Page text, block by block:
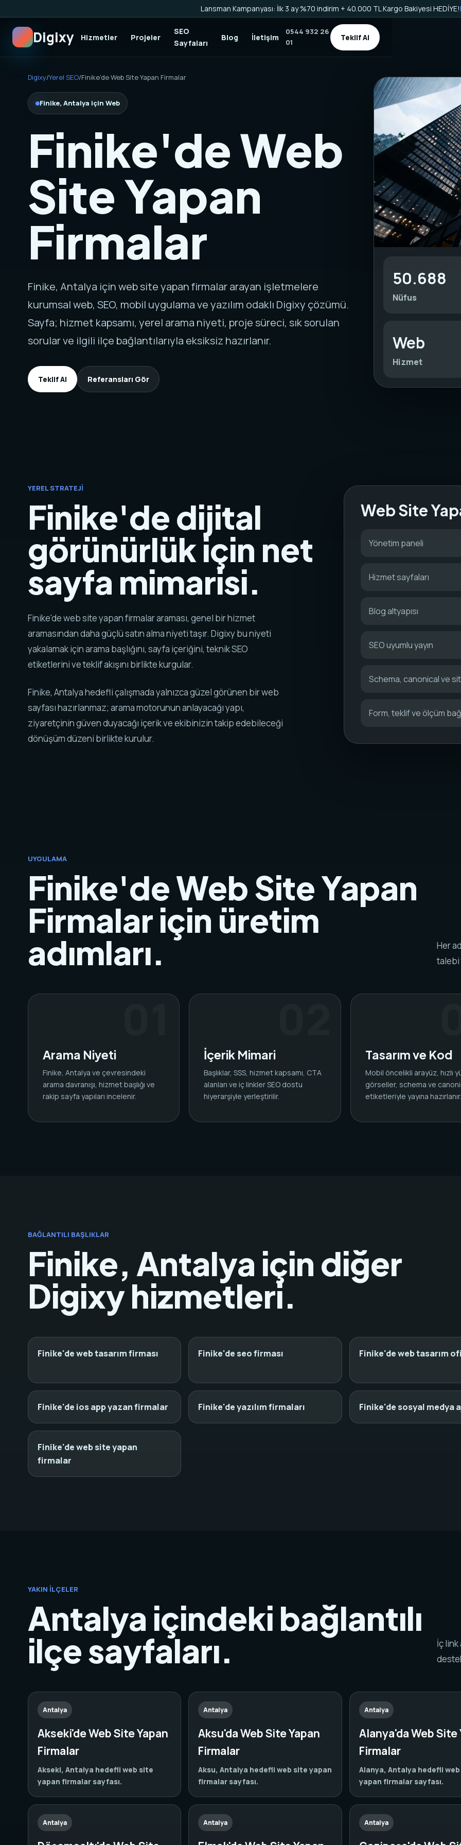
Lansman Kampanyası: İlk 3 ay %70 indirim + 40.000 TL Kargo Bakiyesi HEDİYE!
Digixy Hizmetler Projeler
SEO
Sayfaları
Blog İletişim
0544 932 26
01
Teklif Al
Digixy/Yerel SEO/Finike'de Web Site Yapan Firmalar
Finike, Antalya için Web
Finike'de Web
Site Yapan
Firmalar
Finike, Antalya için web site yapan firmalar arayan işletmelere
kurumsal web, SEO, mobil uygulama ve yazılım odaklı Digixy çözümü.
Sayfa; hizmet kapsamı, yerel arama niyeti, proje süreci, sık sorulan
sorular ve ilgili ilçe bağlantılarıyla eksiksiz hazırlanır.
Teklif Al Referansları Gör
50.688
Nüfus
Web
Hizmet
YEREL STRATEJI
Finike'de dijital
görünürlük için net
sayfa mimarisi.
Finike'de web site yapan firmalar araması, genel bir hizmet
aramasından daha güçlü satın alma niyeti taşır. Digixy bu niyeti
yakalamak için arama başlığını, sayfa içeriğini, teknik SEO
etiketlerini ve teklif akışını birlikte kurgular.
Finike, Antalya hedefli çalışmada yalnızca güzel görünen bir web
sayfası hazırlanmaz; arama motorunun anlayacağı yapı,
ziyaretçinin güven duyacağı içerik ve ekibinizin takip edebileceği
dönüşüm düzeni birlikte kurulur.
Web Site
Yönetim paneli
Hizmet sayfaları
Blog altyapısı
SEO uyumlu yayın
Schema, canonical ve
Form, teklif ve ölçüm
UYGULAMA
Finike'de Web Site Yapan
Firmalar için üretim
adımları.
Her
talebi
Arama Niyeti
Finike, Antalya ve çevresindeki
arama davranışı, hizmet başlığı ve
rakip sayfa yapıları incelenir.
İçerik Mimari
Başlıklar, SSS, hizmet kapsamı, CTA
alanları ve iç linkler SEO dostu
hiyerarşiyle yerleştirilir.
Tasarım ve Kod
Mobil öncelikli arayüz, hızlı
görseller, schema ve
etiketleriyle yayına hazırlanır.
BAĞLANTILI BAŞLIKLAR
Finike, Antalya için diğer
Digixy hizmetleri.
Finike'de web tasarım firması Finike'de seo firması Finike'de web tasarım
Finike'de ios app yazan firmalar Finike'de yazılım firmaları Finike'de sosyal medya
Finike'de web site yapan
firmalar
YAKIN İLÇELER
Antalya içindeki bağlantılı
ilçe sayfaları.
İç link
Antalya
Akseki'de Web Site Yapan
Firmalar
Akseki, Antalya hedefli web site
yapan firmalar sayfası.
Antalya
Aksu'da Web Site Yapan
Firmalar
Aksu, Antalya hedefli web site yapan
firmalar sayfası.
Antalya
Alanya'da Web Site
Firmalar
Alanya, Antalya hedefli
yapan firmalar sayfası.
Antalya Antalya Antalya